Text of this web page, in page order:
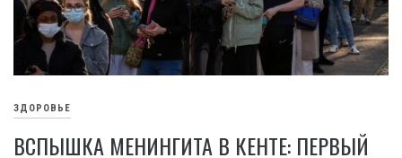
ЗДОРОВЬЕ
ВСПЫШКА МЕНИНГИТА В КЕНТЕ: ПЕРВЫЙ